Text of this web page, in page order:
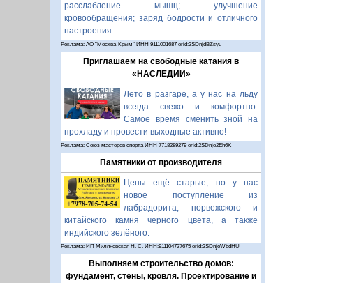
расслабление мышц; улучшение
кровообращения; заряд бодрости и отличного
настроения.
Реклама: АО "Москва-Крым" ИНН 9111001687 erid:2SDnjdBZsyu
Приглашаем на свободные катания в
«НАСЛЕДИИ»
Лето в разгаре, а у нас на льду
всегда свежо и комфортно.
Самое время сменить зной на
прохладу и провести выходные активно!
Реклама: Союз мастеров спорта ИНН 7718289279 erid:2SDnje2Eh6K
Памятники от производителя
Цены ещё старые, но у нас
новое поступление из
лабрадорита, норвежского и
китайского камня черного цвета, а также
индийского зелёного.
Реклама: ИП Миляновская Н. С. ИНН:911104727675 erid:2SDnjeWbdHU
Выполняем строительство домов:
фундамент, стены, кровля. Проектирование и